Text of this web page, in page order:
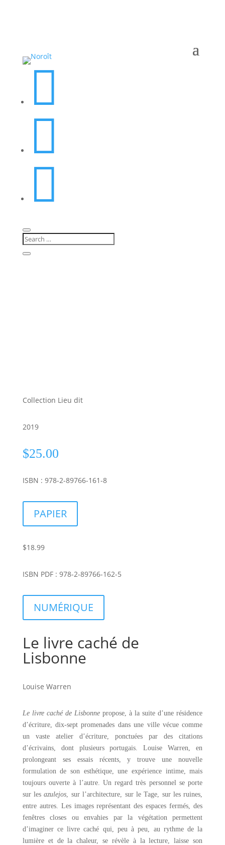



Collection Lieu dit
2019
$25.00
ISBN : 978-2-89766-161-8
PAPIER
$18.99
ISBN PDF : 978-2-89766-162-5
NUMÉRIQUE
Le livre caché de
Lisbonne
Louise Warren
Le livre caché de Lisbonne propose, à la suite d’une résidence
d’écriture, dix-sept promenades dans une ville vécue comme
un vaste atelier d’écriture, ponctuées par des citations
d’écrivains, dont plusieurs portugais. Louise Warren, en
prolongeant ses essais récents, y trouve une nouvelle
formulation de son esthétique, une expérience intime, mais
toujours ouverte à l’autre. Un regard très personnel se porte
sur lesazulejos, sur l’architecture, sur le Tage, sur les ruines,
entre autres. Les images représentant des espaces fermés, des
fenêtres closes ou envahies par la végétation permettent
d’imaginer ce livre caché qui, peu à peu, au rythme de la
lumière et de la chaleur, se révèle à la lecture, laisse son